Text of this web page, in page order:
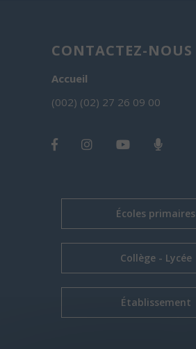
CONTACTEZ-NOUS
Accueil
(002) (02) 27 26 09 00
Écoles primaires
Collège - Lycée
Établissement